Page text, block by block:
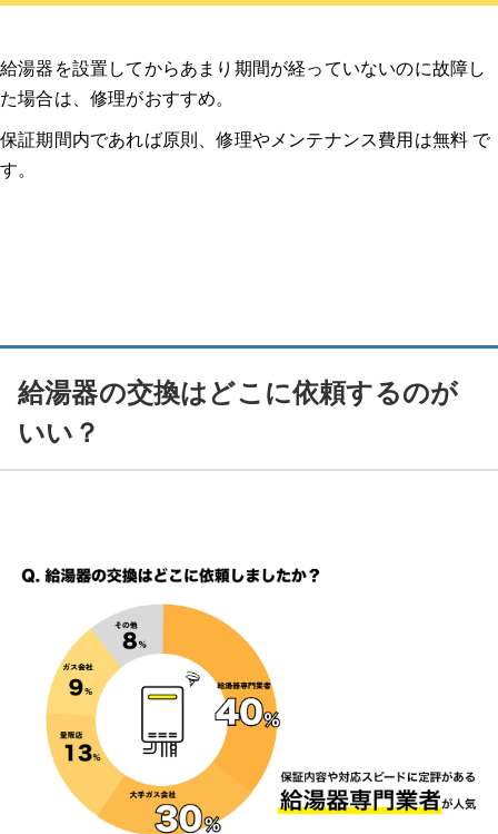
給湯器を設置してからあまり期間が経っていないのに故障し
た場合は、修理がおすすめ。
保証期間内であれば原則、修理やメンテナンス費用は無料 で
す。
給湯器の交換はどこに依頼するのが
いい？